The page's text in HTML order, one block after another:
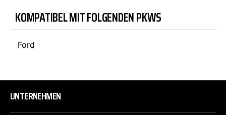
KOMPATIBEL MIT FOLGENDEN PKWS
Ford
UNTERNEHMEN